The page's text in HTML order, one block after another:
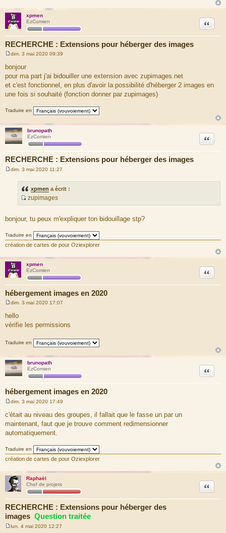
xpmen
EzComien
RECHERCHE : Extensions pour héberger des images
Citation
s
s
g
e
dim. 3 mai 2020 09:39
bonjour
pour ma part j'ai bidouiller une extension avec zupimages.net
et c'est fonctionnel, en plus d'avoir la possibilité d'héberger 2 images en
une fois si souhaité (fonction donner par zupimages)
Traduire en
brunopath
EzComien
RECHERCHE : Extensions pour héberger des images
Citation
dim. 3 mai 2020 11:27
xpmen a écrit :
S
u
c
d
u
m
e
s
s
g
zupimages
bonjour, tu peux m'expliquer ton bidouillage stp?
Traduire en
création de cartes de pour Oziexplorer
xpmen
EzComien
hébergement images en 2020
Citation
e
s
s
e
dim. 3 mai 2020 17:07
hello
vérifie les permissions
Traduire en
brunopath
EzComien
hébergement images en 2020
Citation
e
s
s
a
g
dim. 3 mai 2020 17:49
c'était au niveau des groupes, il fallait que le fasse un par un
maintenant, faut que je trouve comment redimensionner
automatiquement.
Traduire en
création de cartes de pour Oziexplorer
Raphaël
Chef de projets
RECHERCHE : Extensions pour héberger des
images Question traitée
Citation
lun. 4 mai 2020 12:27